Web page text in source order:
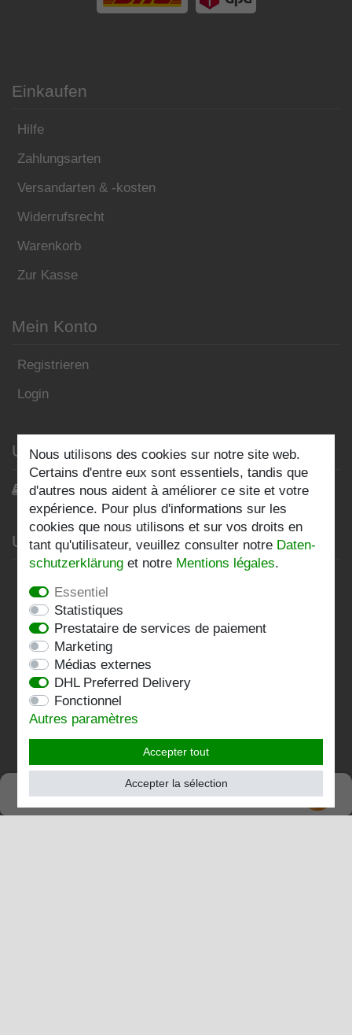
Einkaufen
Hilfe
Zahlungsarten
Versandarten & -kosten
Widerrufsrecht
Warenkorb
Zur Kasse
Mein Konto
Registrieren
Login
Unser Blog
Blog
Unternehmen
AGB
Impressum
Kontakt
Folgen Sie uns:
Nous utilisons des cookies sur notre site web.
Certains d'entre eux sont essentiels, tandis que
d'autres nous aident à améliorer ce site et votre
expérience. Pour plus d'informations sur les
cookies que nous utilisons et sur vos droits en
tant qu'utilisateur, veuillez consulter notre Daten­
schutz­erklärung et notre Mentions légales.
Essentiel
Statistiques
Prestataire de services de paiement
Marketing
Médias externes
DHL Preferred Delivery
Fonctionnel
Autres paramètres
Accepter tout
Accepter la sélection
SEHR GUT